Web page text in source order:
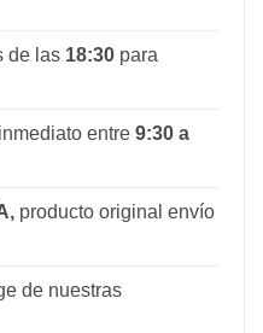
de las 18:30para
entre 9:30 a
producto original envío
de nuestras